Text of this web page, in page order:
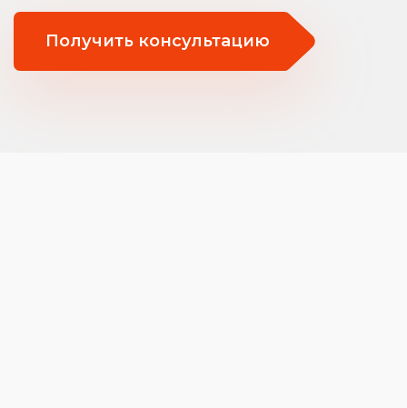
Получить консультацию